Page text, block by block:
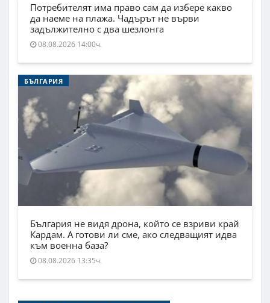
Потребителят има право сам да избере какво
да наеме на плажа. Чадърът не върви
задължително с два шезлонга
08.08.2026 14:00ч.
БЪЛГАРИЯ
България не видя дрона, който се взриви край
Кардам. А готови ли сме, ако следващият идва
към военна база?
08.08.2026 13:35ч.